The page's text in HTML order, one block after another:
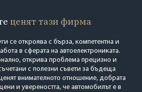
ценят тази фирма
се откроява с бърза, компетентна и
в сферата на автоелектрониката.
открива проблема прецизно и
с полезни съвети за бъдеща
внимателното отношение, добрата
и увереността, че автомобилът е в